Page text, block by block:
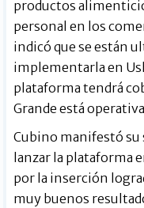
productos
personal en los
indicó que se están
implementarla en
plataforma tendrá
Grande está
Cubino manifestó su
lanzar la plataforma
por la inserción
muy buenos